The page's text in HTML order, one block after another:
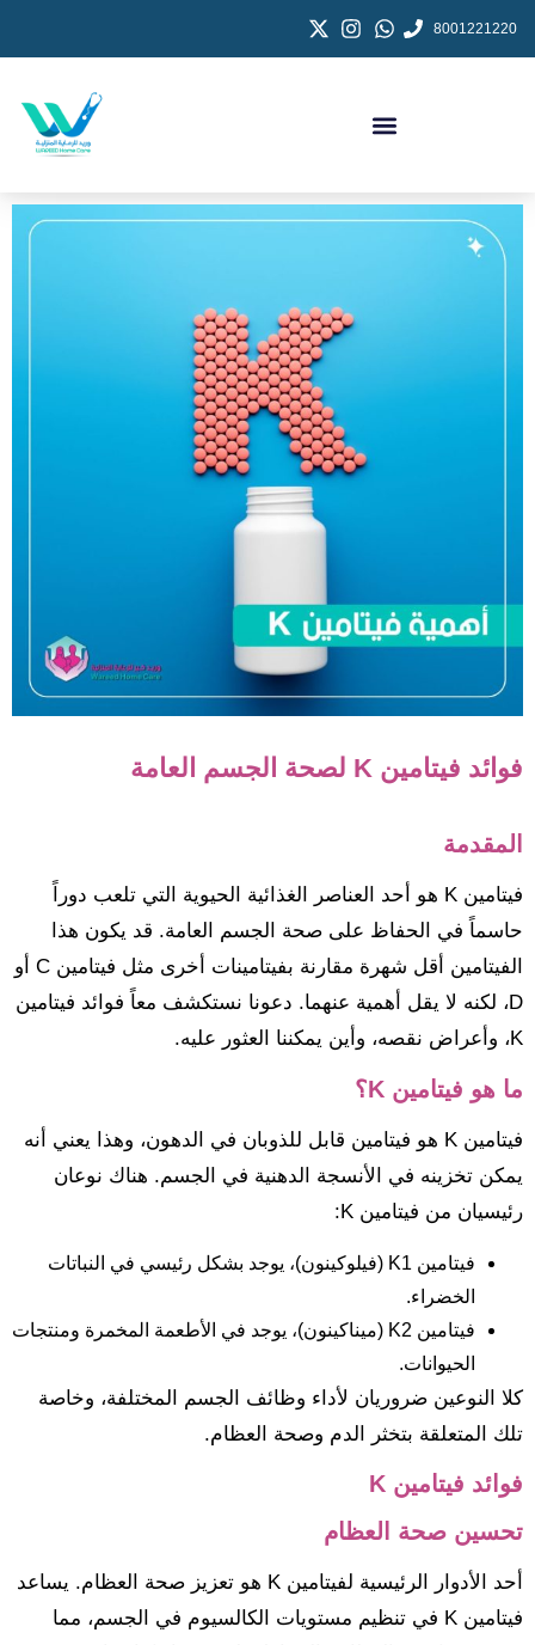
8001221220
فوائد فيتامين K لصحة الجسم العامة
المقدمة
فيتامين K هو أحد العناصر الغذائية الحيوية التي تلعب دوراً
حاسماً في الحفاظ على صحة الجسم العامة. قد يكون هذا
الفيتامين أقل شهرة مقارنة بفيتامينات أخرى مثل فيتامين C أو
D، لكنه لا يقل أهمية عنهما. دعونا نستكشف معاً فوائد فيتامين
K، وأعراض نقصه، وأين يمكننا العثور عليه.
ما هو فيتامين K؟
فيتامين K هو فيتامين قابل للذوبان في الدهون، وهذا يعني أنه
يمكن تخزينه في الأنسجة الدهنية في الجسم. هناك نوعان
رئيسيان من فيتامين K:
فيتامين K1 (فيلوكينون)، يوجد بشكل رئيسي في النباتات
الخضراء.
فيتامين K2 (ميناكينون)، يوجد في الأطعمة المخمرة ومنتجات
الحيوانات.
كلا النوعين ضروريان لأداء وظائف الجسم المختلفة، وخاصة
تلك المتعلقة بتخثر الدم وصحة العظام.
فوائد فيتامين K
تحسين صحة العظام
أحد الأدوار الرئيسية لفيتامين K هو تعزيز صحة العظام. يساعد
فيتامين K في تنظيم مستويات الكالسيوم في الجسم، مما